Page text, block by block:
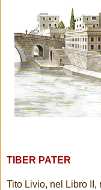
TIBER PATER
Tito Livio, nel Libro II,